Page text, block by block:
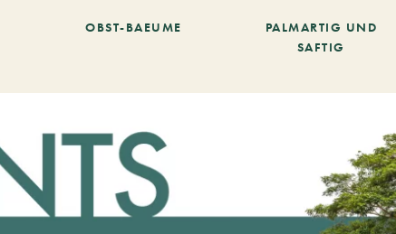
OBST-BAEUME
PALMARTIG UND
SAFTIG